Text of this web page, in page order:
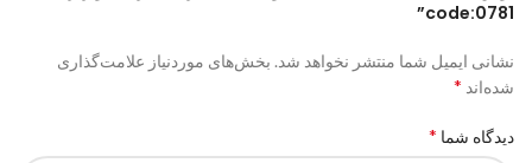
code:0781”
نشانی ایمیل شما منتشر نخواهد شد. بخش‌های موردنیاز علامت‌گذاری
شده‌اند *
دیدگاه شما *